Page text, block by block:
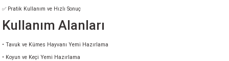
✅ Pratik Kullanım ve Hızlı Sonuç
Kullanım Alanları
• Tavuk ve Kümes Hayvanı Yemi Hazırlama
• Koyun ve Keçi Yemi Hazırlama